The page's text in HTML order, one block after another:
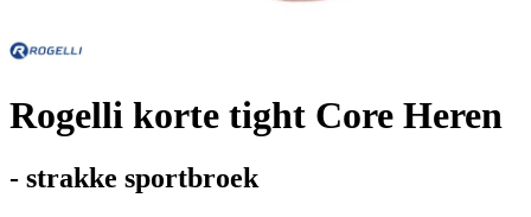
Rogelli korte tight Core Heren
- strakke sportbroek